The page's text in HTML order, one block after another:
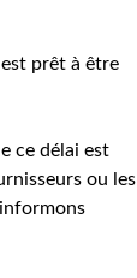
prêt à être
ce délai est
ou les